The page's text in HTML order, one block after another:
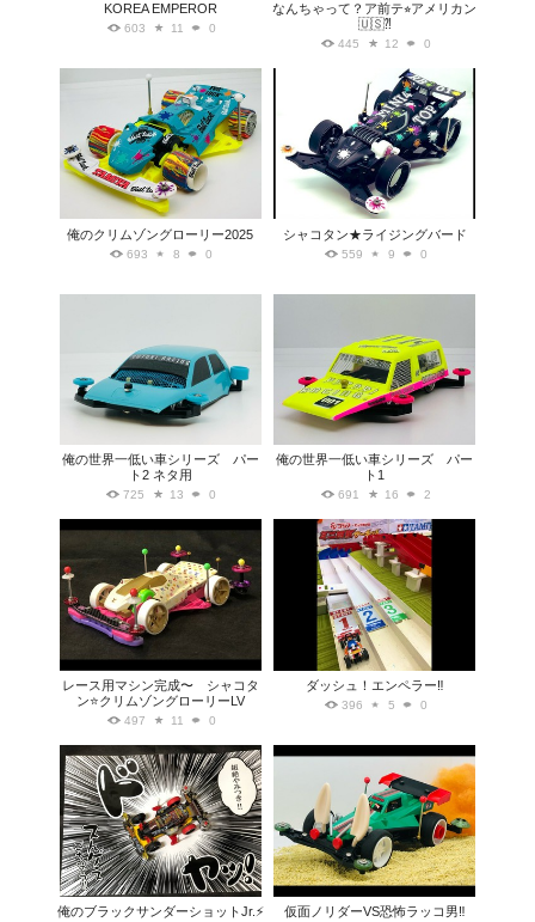
KOREA EMPEROR
603 11 0
なんちゃって？ア前テ⭐︎アメリカン
🇺🇸⁈
445 12 0
俺のクリムゾングローリー2025
693 8 0
シャコタン★ライジングバード
559 9 0
俺の世界一低い車シリーズ パー
ト2 ネタ用
725 13 0
俺の世界一低い車シリーズ パー
ト1
691 16 2
レース用マシン完成〜 シャコタ
ン⭐️クリムゾングローリーLV
497 11 0
ダッシュ！エンペラー‼︎
396 5 0
俺のブラックサンダーショットJr.⚡️ 仮面ノリダーVS恐怖ラッコ男‼️